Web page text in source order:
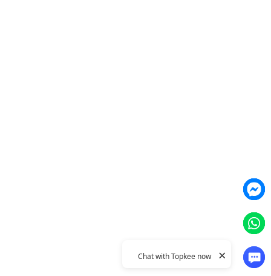
© 2011–2026 Topkee Media. All rights reserved.×
Chat with Topkee now